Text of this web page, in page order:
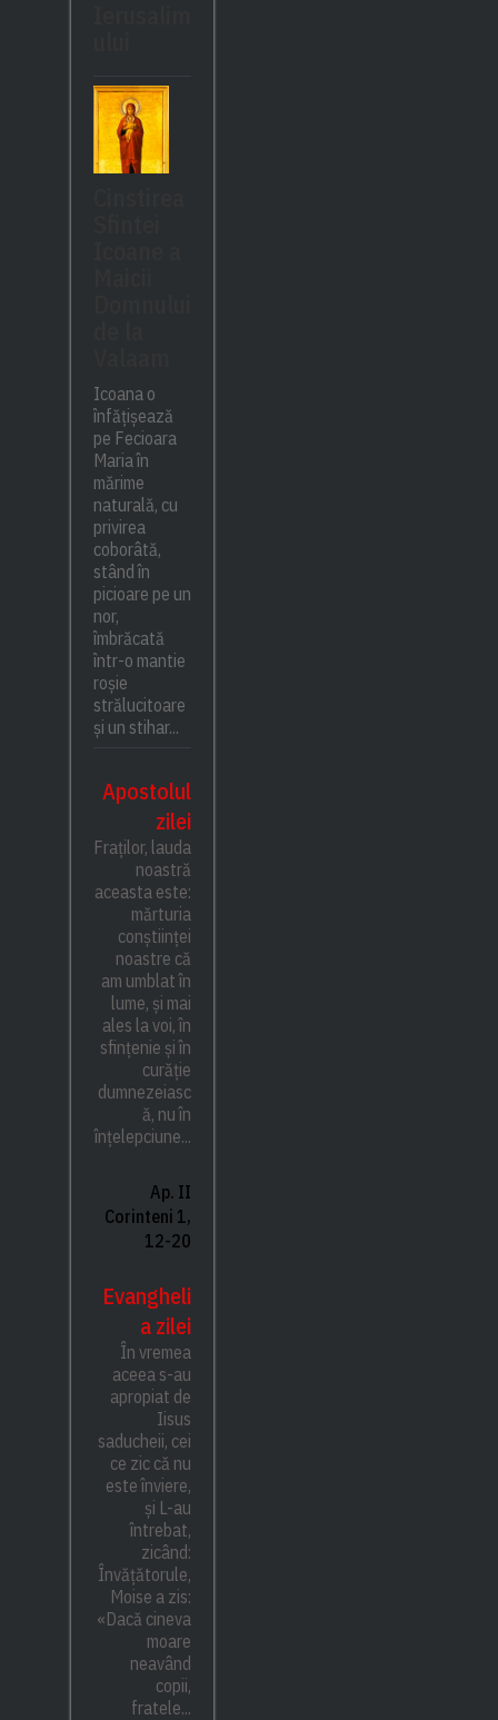
Icoana o
înfățișează
pe Fecioara
Maria în
mărime
naturală, cu
privirea
coborâtă,
stând în
picioare pe un
nor,
îmbrăcată
într-o mantie
roșie
strălucitoare
și un stihar...
Apostolul
zilei
Fraților, lauda
noastră
aceasta este:
mărturia
conștiinței
noastre că
am umblat în
lume, și mai
ales la voi, în
sfințenie și în
curăție
dumnezeiasc
ă, nu în
înțelepciune...
Ap. II
Corinteni 1,
12-20
Evangheli
a zilei
În vremea
aceea s-au
apropiat de
Iisus
saducheii, cei
ce zic că nu
este înviere,
și L-au
întrebat,
zicând:
Învățătorule,
Moise a zis:
«Dacă cineva
moare
neavând
copii,
fratele...